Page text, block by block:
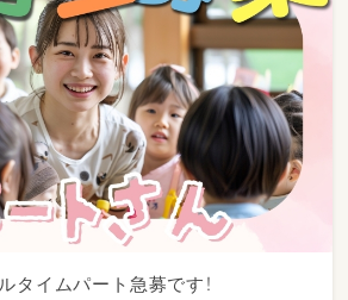
タイムパート急募です！